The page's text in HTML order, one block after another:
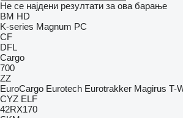
Не се најдени резултати за ова барање
BM HD
K-series Magnum PC
CF
DFL
Cargo
700
ZZ
EuroCargo Eurotech Eurotrakker Magirus T-
CYZ ELF
42RX170